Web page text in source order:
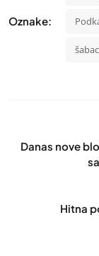
Oznake:
Danas nove
Hitna